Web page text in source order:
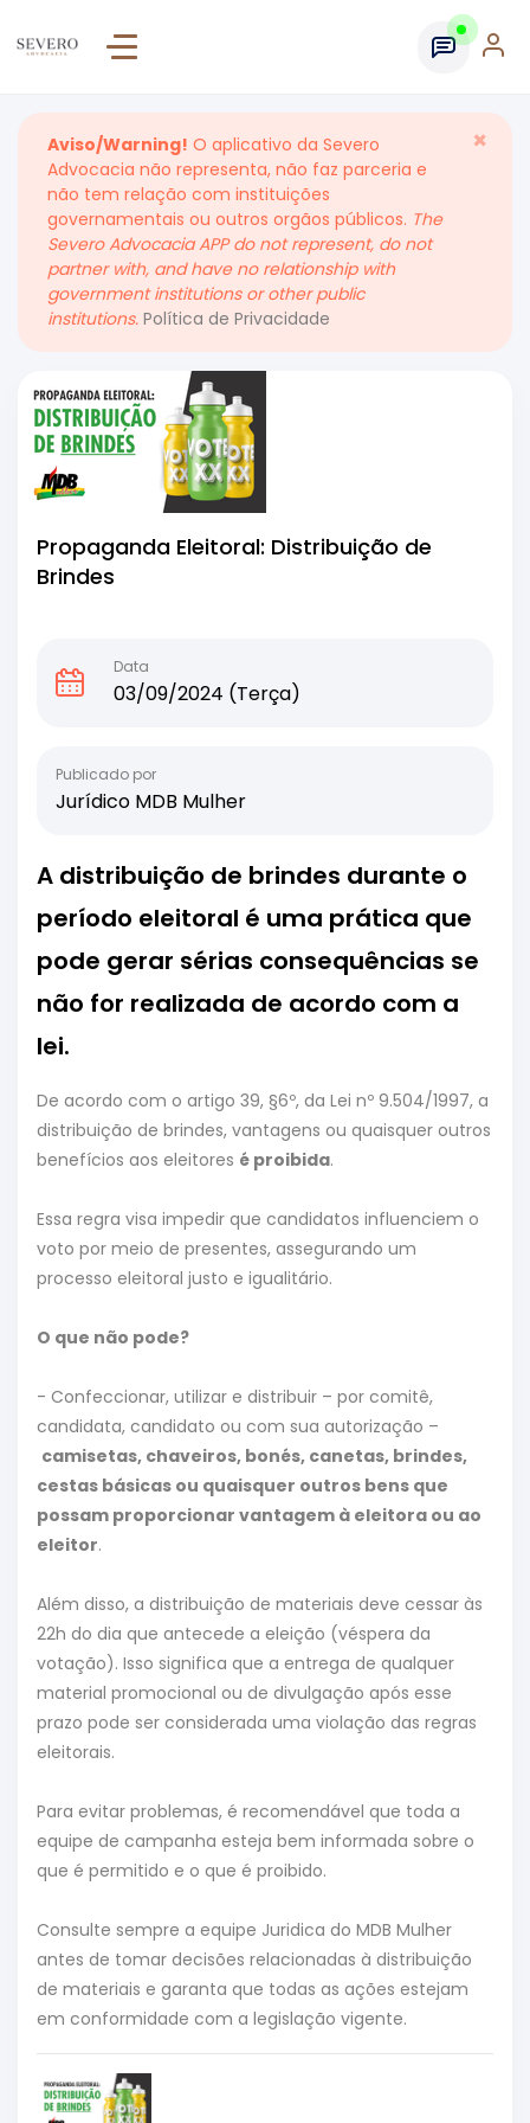
Aviso/Warning! O aplicativo da Severo
Advocacia não representa, não faz parceria e
não tem relação com instituições
governamentais ou outros orgãos públicos. The
Severo Advocacia APP do not represent, do not
partner with, and have no relationship with
government institutions or other public
institutions. Política de Privacidade
×
Propaganda Eleitoral: Distribuição de
Brindes
Data
03/09/2024 (Terça)
Publicado por
Jurídico MDB Mulher
A distribuição de brindes durante o
período eleitoral é uma prática que
pode gerar sérias consequências se
não for realizada de acordo com a
lei.
De acordo com o artigo 39, §6º, da Lei nº 9.504/1997, a
distribuição de brindes, vantagens ou quaisquer outros
benefícios aos eleitores é proibida.
Essa regra visa impedir que candidatos influenciem o
voto por meio de presentes, assegurando um
processo eleitoral justo e igualitário.
O que não pode?
- Confeccionar, utilizar e distribuir – por comitê,
candidata, candidato ou com sua autorização –
camisetas, chaveiros, bonés, canetas, brindes,
cestas básicas ou quaisquer outros bens que
possam proporcionar vantagem à eleitora ou ao
eleitor.
Além disso, a distribuição de materiais deve cessar às
22h do dia que antecede a eleição (véspera da
votação). Isso significa que a entrega de qualquer
material promocional ou de divulgação após esse
prazo pode ser considerada uma violação das regras
eleitorais.
Para evitar problemas, é recomendável que toda a
equipe de campanha esteja bem informada sobre o
que é permitido e o que é proibido.
Consulte sempre a equipe Juridica do MDB Mulher
antes de tomar decisões relacionadas à distribuição
de materiais e garanta que todas as ações estejam
em conformidade com a legislação vigente.